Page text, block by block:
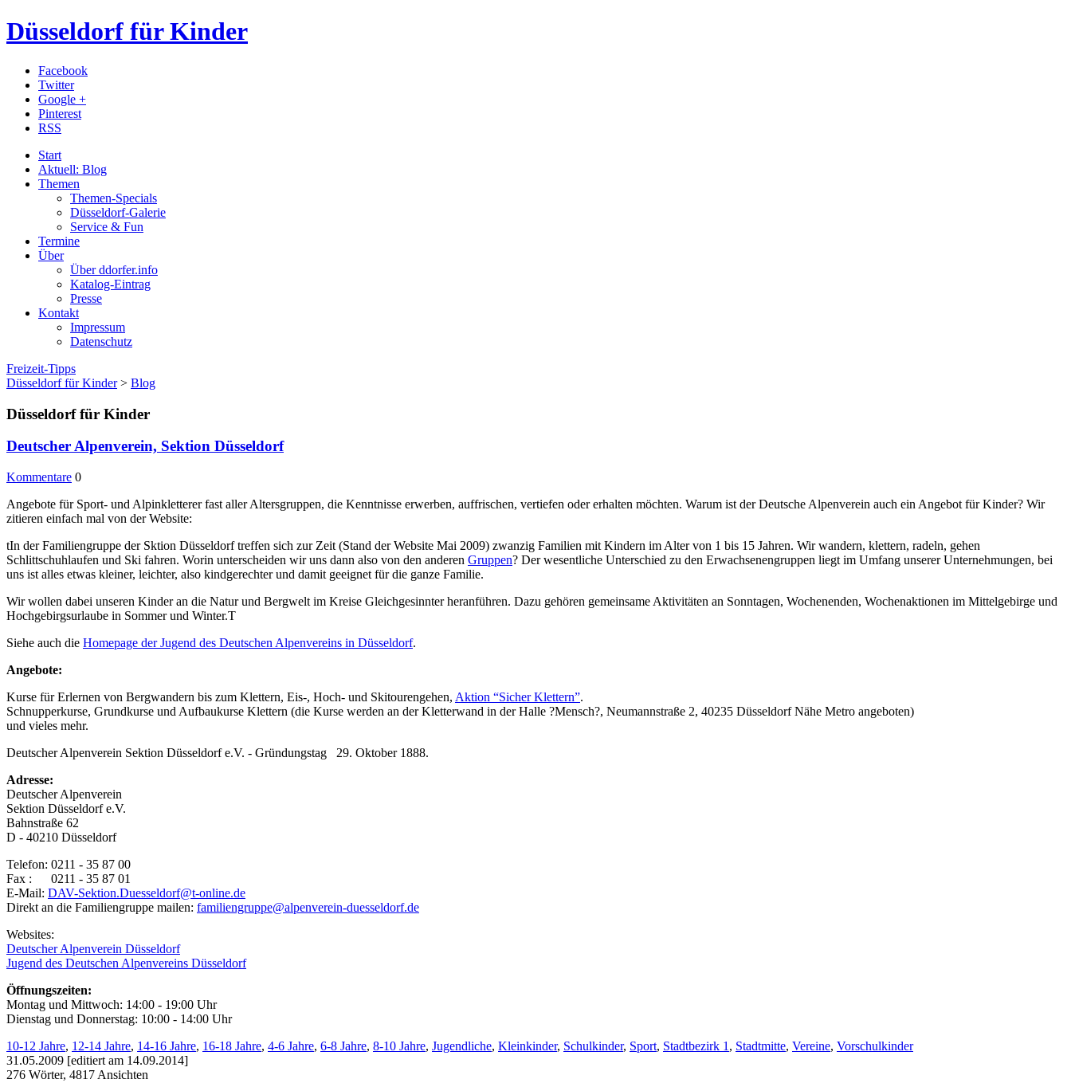
Düsseldorf für Kinder
Facebook
Twitter
Google +
Pinterest
RSS
Start
Aktuell: Blog
Themen
Themen-Specials
Düsseldorf-Galerie
Service & Fun
Termine
Über
Über ddorfer.info
Katalog-Eintrag
Presse
Kontakt
Impressum
Datenschutz
Freizeit-Tipps
Düsseldorf für Kinder> Blog
Düsseldorf für Kinder
Deutscher Alpenverein, Sektion Düsseldorf
Kommentare 0
Angebote für Sport- und Alpinkletterer fast aller Altersgruppen, die Kenntnisse erwerben, auffrischen, vertiefen oder erhalten möchten. Warum ist der Deutsche Alpenverein auch ein Angebot für Kinder? Wir
zitieren einfach mal von der Website:
tIn der Familiengruppe der Sktion Düsseldorf treffen sich zur Zeit (Stand der Website Mai 2009) zwanzig Familien mit Kindern im Alter von 1 bis 15 Jahren. Wir wandern, klettern, radeln, gehen
Schlittschuhlaufen und Ski fahren. Worin unterscheiden wir uns dann also von den anderen Gruppen? Der wesentliche Unterschied zu den Erwachsenengruppen liegt im Umfang unserer Unternehmungen, bei
uns ist alles etwas kleiner, leichter, also kindgerechter und damit geeignet für die ganze Familie.
Wir wollen dabei unseren Kinder an die Natur und Bergwelt im Kreise Gleichgesinnter heranführen. Dazu gehören gemeinsame Aktivitäten an Sonntagen, Wochenenden, Wochenaktionen im Mittelgebirge und
Hochgebirgsurlaube in Sommer und Winter.T
Siehe auch die Homepage der Jugend des Deutschen Alpenvereins in Düsseldorf.
Angebote:
Kurse für Erlernen von Bergwandern bis zum Klettern, Eis-, Hoch- und Skitourengehen, Aktion “Sicher Klettern”.
Schnupperkurse, Grundkurse und Aufbaukurse Klettern (die Kurse werden an der Kletterwand in der Halle ?Mensch?, Neumannstraße 2, 40235 Düsseldorf Nähe Metro angeboten)
und vieles mehr.
Deutscher Alpenverein Sektion Düsseldorf e.V. - Gründungstag 29. Oktober 1888.
Adresse:
Deutscher Alpenverein
Sektion Düsseldorf e.V.
Bahnstraße 62
D - 40210 Düsseldorf
Telefon: 0211 - 35 87 00
Fax : 0211 - 35 87 01
E-Mail: DAV-Sektion.Duesseldorf@t-online.de
Direkt an die Familiengruppe mailen: familiengruppe@alpenverein-duesseldorf.de
Websites:
Deutscher Alpenverein Düsseldorf
Jugend des Deutschen Alpenvereins Düsseldorf
Öffnungszeiten:
Montag und Mittwoch: 14:00 - 19:00 Uhr
Dienstag und Donnerstag: 10:00 - 14:00 Uhr
10-12 Jahre, 12-14 Jahre, 14-16 Jahre, 16-18 Jahre, 4-6 Jahre, 6-8 Jahre, 8-10 Jahre, Jugendliche, Kleinkinder, Schulkinder, Sport, Stadtbezirk 1 , Stadtmitte, Vereine, Vorschulkinder
31.05.2009 [editiert am 14.09.2014]
276 Wörter, 4817 Ansichten